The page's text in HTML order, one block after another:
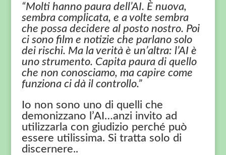
“Molti hanno paura dell’AI. È nuova,
sembra complicata, e a volte sembra
che possa decidere al posto nostro. Poi
ci sono film e notizie che parlano solo
dei rischi. Ma la verità è un’altra: l’AI è
uno strumento. Capita paura di quello
che non conosciamo, ma capire come
funziona ci dà il controllo.”
Io non sono uno di quelli che
demonizzano l’AI…anzi invito ad
utilizzarla con giudizio perché può
essere utilissima. Si tratta solo di
discernere..